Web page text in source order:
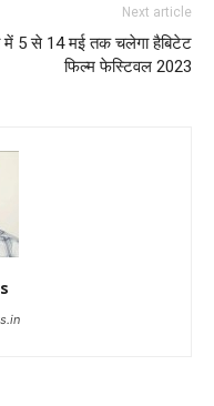
Next article
में 5 से 14 मई तक चलेगा हैबिटेट
फिल्म फेस्टिवल 2023